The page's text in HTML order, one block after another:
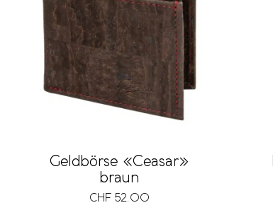
Geldbörse «Ceasar»
braun
CHF 52.00